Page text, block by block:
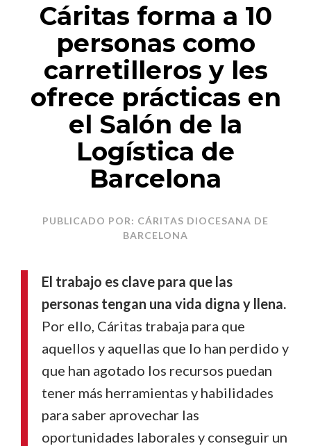
Cáritas forma a 10
personas como
carretilleros y les
ofrece prácticas en
el Salón de la
Logística de
Barcelona
PUBLICADO POR: CÁRITAS DIOCESANA DE
BARCELONA
El trabajo es clave para que las
personas tengan una vida digna y llena.
Por ello, Cáritas trabaja para que
aquellos y aquellas que lo han perdido y
que han agotado los recursos puedan
tener más herramientas y habilidades
para saber aprovechar las
oportunidades laborales y conseguir un